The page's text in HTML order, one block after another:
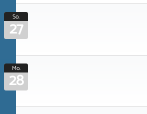
So.
27
Mo.
28